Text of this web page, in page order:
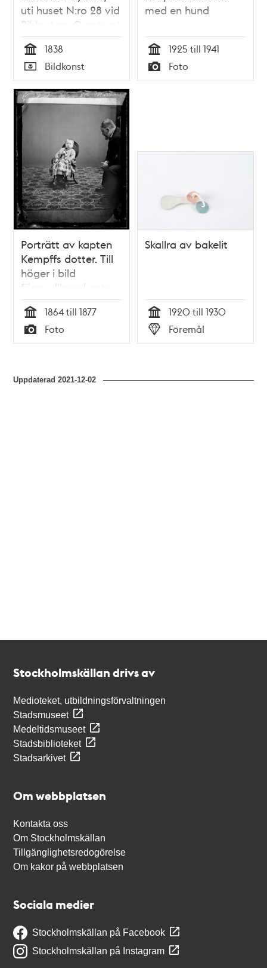
uti huset N:ro 28 vid
Pihlgatan, Qvarteret
Bäckbrännaren
mindre (nedra
botten) (kopia,
utförd av Annastina
Alkman, f. Rydell)
Tid
1838
Typ
Bildkonst
med en hund
Tid
1925 till 1941
Typ
Foto
Porträtt av kapten
Kempffs dotter. Till
höger i bild
förmodligen kapten
Kempff
Tid
1864 till 1877
Typ
Foto
Skallra av bakelit
Tid
1920 till 1930
Typ
Föremål
Uppdaterad2021-12-02
Stockholmskällan drivs av
Medioteket, utbildningsförvaltningen
Stadsmuseet
Medeltidsmuseet
Stadsbiblioteket
Stadsarkivet
Om webbplatsen
Kontakta oss
Om Stockholmskällan
Tillgänglighetsredogörelse
Om kakor på webbplatsen
Sociala medier
Stockholmskällan på Facebook
Stockholmskällan på Instagram